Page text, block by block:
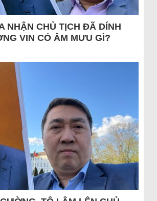
NHẬN CHỦ TỊCH ĐÃ DÍNH
VIN CÓ ÂM MƯU GÌ?